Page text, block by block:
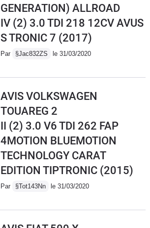
GENERATION) ALLROAD
IV (2) 3.0 TDI 218 12CV AVUS
S TRONIC 7 (2017)
Par §Jac832ZS le 31/03/2020
AVIS VOLKSWAGEN
TOUAREG 2
II (2) 3.0 V6 TDI 262 FAP
4MOTION BLUEMOTION
TECHNOLOGY CARAT
EDITION TIPTRONIC (2015)
Par §Tot143Nn le 31/03/2020